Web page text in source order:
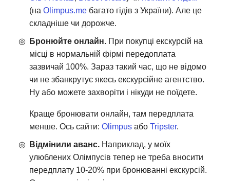
(на Olimpus.me багато гідів з України). Але це
складніше чи дорожче.
Бронюйте онлайн. При покупці екскурсій на
місці в нормальній фірмі передоплата
зазвичай 100%. Зараз такий час, що не відомо
чи не збанкрутує якесь екскурсійне агентство.
Ну або можете захворіти і нікуди не поїдете.
Краще бронювати онлайн, там передплата
менше. Ось сайти: Olimpus або Tripster.
Відмінили аванс. Наприклад, у моїх
улюблених Олімпусів тепер не треба вносити
передплату 10-20% при бронюванні екскурсій.